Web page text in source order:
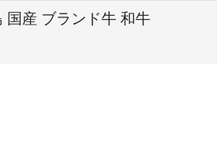
国産 ブランド牛 和牛